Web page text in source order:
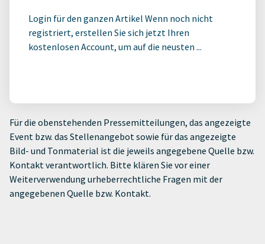
Login für den ganzen Artikel Wenn noch nicht
registriert, erstellen Sie sich jetzt Ihren
kostenlosen Account, um auf die neusten ...
Für die obenstehenden Pressemitteilungen, das angezeigte
Event bzw. das Stellenangebot sowie für das angezeigte
Bild- und Tonmaterial ist die jeweils angegebene Quelle bzw.
Kontakt verantwortlich. Bitte klären Sie vor einer
Weiterverwendung urheberrechtliche Fragen mit der
angegebenen Quelle bzw. Kontakt.